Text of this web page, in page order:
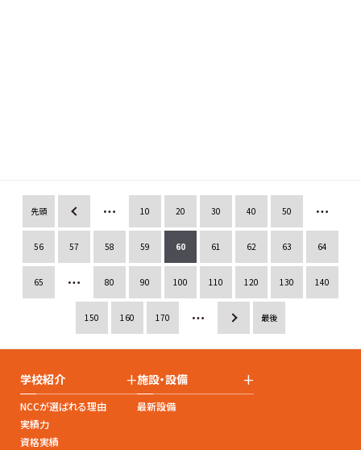
先頭 « 10 20 30 40 50
56 57 58 59 60 61 62 63 64
65 80 90 100 110 120 130 140
150 160 170 » 最後
学校紹介 +
NCCが選ばれる理由
実績力
資格実績
施設・設備 +
最新設備